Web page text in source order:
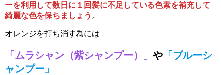
ーを利用して数日に１回髪に不足している色素を補充して
綺麗な色を保ちましょう 。
オレンジを打ち消す為には
「ムラシャン（紫シャンプー）」 や 「ブルーシ
ャンプー」